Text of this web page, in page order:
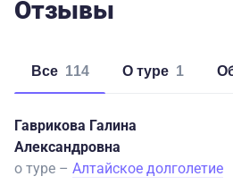
Отзывы
Все 114 о туре 1
Гаврикова Галина
Александровна
о туре – Алтайское долголетие